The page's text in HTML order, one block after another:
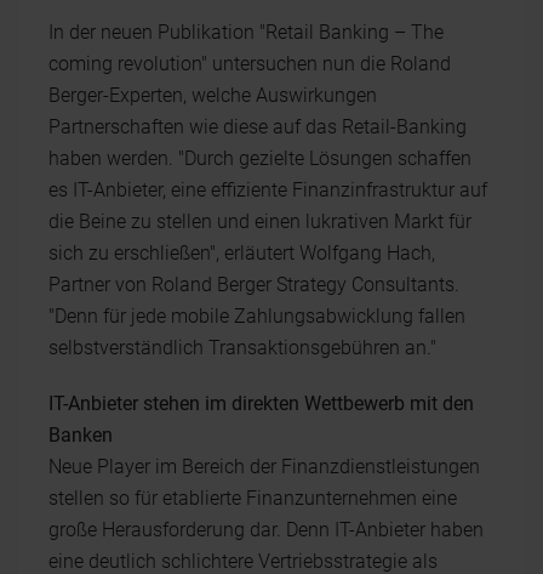
In der neuen Publikation "Retail Banking – The
coming revolution" untersuchen nun die Roland
Berger-Experten, welche Auswirkungen
Partnerschaften wie diese auf das Retail-Banking
haben werden. "Durch gezielte Lösungen schaffen
es IT-Anbieter, eine effiziente Finanzinfrastruktur auf
die Beine zu stellen und einen lukrativen Markt für
sich zu erschließen", erläutert Wolfgang Hach,
Partner von Roland Berger Strategy Consultants.
"Denn für jede mobile Zahlungsabwicklung fallen
selbstverständlich Transaktionsgebühren an."
IT-Anbieter stehen im direkten Wettbewerb mit den
Banken
Neue Player im Bereich der Finanzdienstleistungen
stellen so für etablierte Finanzunternehmen eine
große Herausforderung dar. Denn IT-Anbieter haben
eine deutlich schlichtere Vertriebsstrategie als